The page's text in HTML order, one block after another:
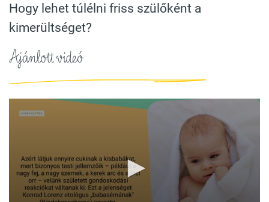
Hogy lehet túlélni friss szülőként a
kimerültséget?
Ajánlott videó